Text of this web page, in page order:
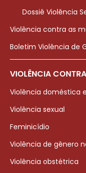
Dossiê Violência
Violência contra as
Boletim Violência de
VIOLÊNCIA
Violência doméstica
Violência sexual
Feminicídio
Violência de gênero
Violência obstétrica